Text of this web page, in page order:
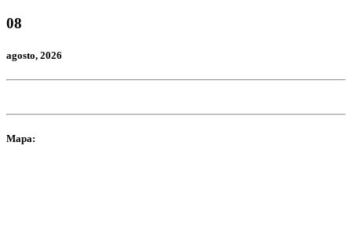
08
agosto, 2026
Mapa: